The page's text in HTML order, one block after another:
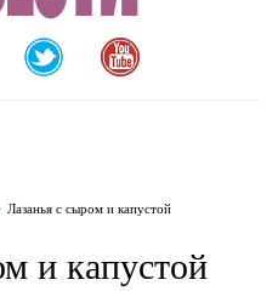
Лазанья с сыром и капустой
и капустой